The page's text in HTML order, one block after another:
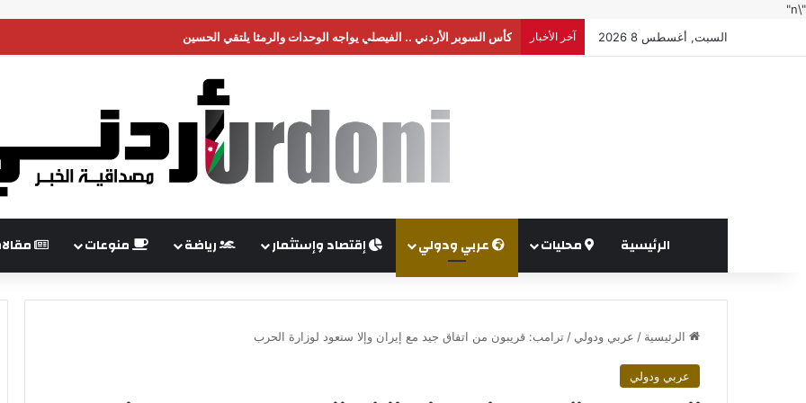
"\n"
السبت, أغسطس 8 2026
آخر الأخبار كأس السوبر الأردني .. الفيصلي يواجه الوحدات والرمثا يلتقي الحسين
الرئيسية محليات عربي ودولي إقتصاد وإستثمار رياضة منوعات
الرئيسية / عربي ودولي / ترامب: قريبون من اتفاق جيد مع إيران وإلا سنعود لوزارة الحرب
عربي ودولي